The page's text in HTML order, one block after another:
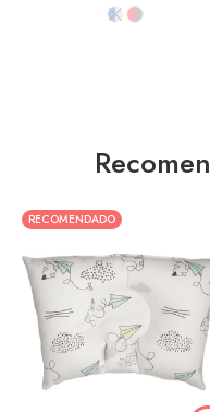
RECOMENDADO
Animales
Aviones de Papel
Estrellas